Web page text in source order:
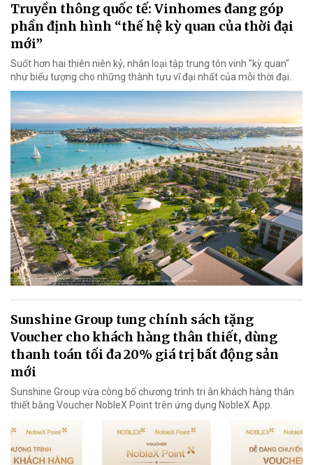
Truyền thông quốc tế: Vinhomes đang góp
phần định hình “thế hệ kỳ quan của thời đại
mới”
Suốt hơn hai thiên niên kỷ, nhân loại tập trung tôn vinh "kỳ quan"
như biểu tượng cho những thành tựu vĩ đại nhất của mỗi thời đại.
Sunshine Group tung chính sách tặng
Voucher cho khách hàng thân thiết, dùng
thanh toán tối đa 20% giá trị bất động sản
mới
Sunshine Group vừa công bố chương trình tri ân khách hàng thân
thiết bằng Voucher NobleX Point trên ứng dụng NobleX App.